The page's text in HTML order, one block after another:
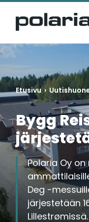
https://polaria.fi/
Etusivu›
Bygg
Polaria Oy
Deg -
järjestetään
Lillestrømissä.